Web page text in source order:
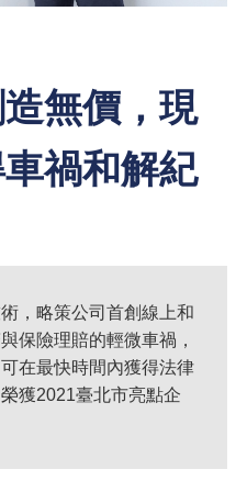
無價，現
禍和解紀
，略策公司首創線上和
保險理賠的輕微車禍，
在最快時間內獲得法律
獲2021臺北市亮點企